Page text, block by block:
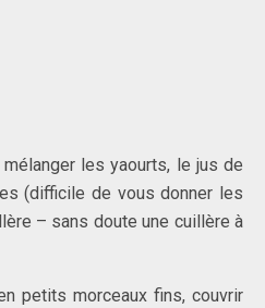
les yaourts, le jus de
(difficile de vous donner les
– sans doute une cuillère à
petits morceaux fins, couvrir